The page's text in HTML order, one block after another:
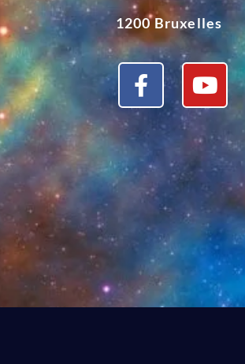
1200 Bruxelles